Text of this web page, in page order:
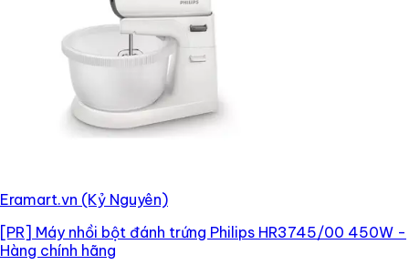
Eramart.vn (Kỷ Nguyên)
[PR] Máy nhồi bột đánh trứng Philips HR3745/00 450W -
Hàng chính hãng